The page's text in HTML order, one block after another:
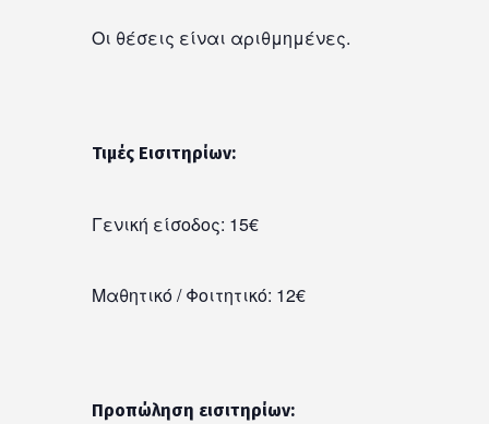
Οι θέσεις είναι αριθμημένες.
Τιμές Εισιτηρίων:
Γενική είσοδος: 15€
Μαθητικό / Φοιτητικό: 12€
Προπώληση εισιτηρίων: